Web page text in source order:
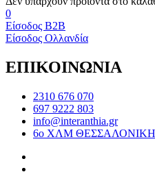
0
Είσοδος B2B
Είσοδος Ολλανδία
ΕΠΙΚΟΙΝΩΝΙΑ
2310 676 070
697 9222 803
info@interanthia.gr
6ο ΧΛΜ